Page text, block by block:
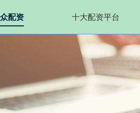
配资 十大配资平台